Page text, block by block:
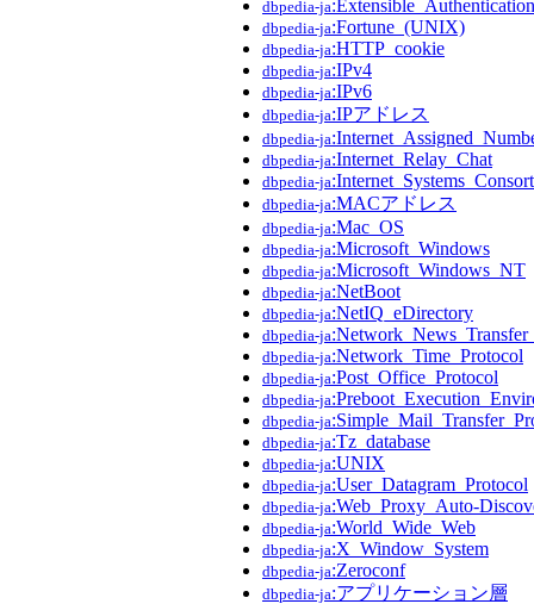
dbpedia-ja
dbpedia-ja:Fortune_(UNIX)
dbpedia-ja:HTTP_cookie
dbpedia-ja:IPv4
dbpedia-ja:IPv6
dbpedia-ja:IPアドレス
dbpedia-ja
dbpedia-ja:Internet_Relay_Chat
dbpedia-ja
dbpedia-ja:MACアドレス
dbpedia-ja:Mac_OS
dbpedia-ja:Microsoft_Windows
dbpedia-ja:Microsoft_Windows_NT
dbpedia-ja:NetBoot
dbpedia-ja:NetIQ_eDirectory
dbpedia-ja
dbpedia-ja:Network_Time_Protocol
dbpedia-ja:Post_Office_Protocol
dbpedia-ja
dbpedia-ja
dbpedia-ja:Tz_database
dbpedia-ja:UNIX
dbpedia-ja:User_Datagram_Protocol
dbpedia-ja:Web_Proxy_Auto-
dbpedia-ja:World_Wide_Web
dbpedia-ja:X_Window_System
dbpedia-ja:Zeroconf
dbpedia-ja:アプリケーション層